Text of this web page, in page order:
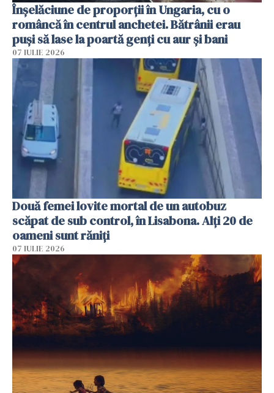
Înșelăciune de proporții în Ungaria, cu o
româncă în centrul anchetei. Bătrânii erau
puși să lase la poartă genți cu aur și bani
07 IULIE 2026
Două femei lovite mortal de un autobuz
scăpat de sub control, în Lisabona. Alți 20 de
oameni sunt răniți
07 IULIE 2026